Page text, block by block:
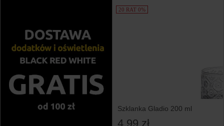
20 RAT 0%
Szklanka Gladio 200 ml
4,99 zł